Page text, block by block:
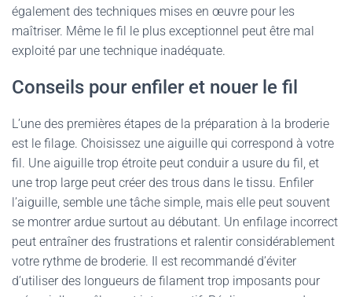
également des techniques mises en œuvre pour les
maîtriser. Même le fil le plus exceptionnel peut être mal
exploité par une technique inadéquate.
Conseils pour enfiler et nouer le fil
L’une des premières étapes de la préparation à la broderie
est le filage. Choisissez une aiguille qui correspond à votre
fil. Une aiguille trop étroite peut conduir a usure du fil, et
une trop large peut créer des trous dans le tissu. Enfiler
l’aiguille, semble une tâche simple, mais elle peut souvent
se montrer ardue surtout au débutant. Un enfilage incorrect
peut entraîner des frustrations et ralentir considérablement
votre rythme de broderie. Il est recommandé d’éviter
d’utiliser des longueurs de filament trop imposants pour